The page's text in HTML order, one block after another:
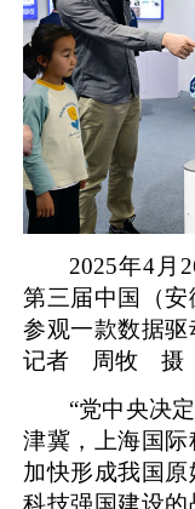
2025年4月
第三届中国（
参观一款数据
记者 周牧 摄
“党中央决
津冀，上海国
加快形成我国
科技强国建设